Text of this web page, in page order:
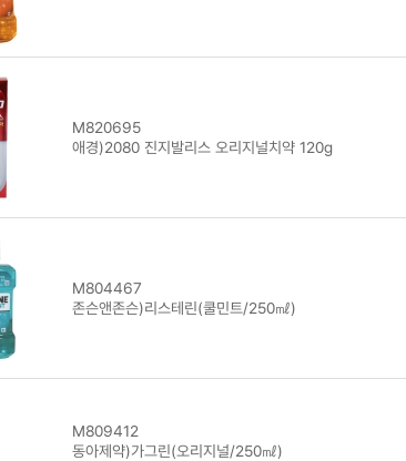
M820695
애경)2080 진지발리스 오리지널치약 120g
M804467
존슨앤존슨)리스테린(쿨민트/250㎖)
M809412
동아제약)가그린(오리지널/250㎖)